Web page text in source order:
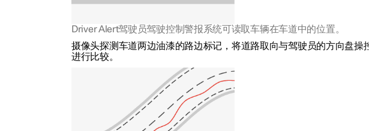
Driver Alert驾驶员驾驶控制警报系统可读取车辆在车道中的位置。
摄像头探测车道两边油漆的路边标记，将道路取向与驾驶员的方向盘操
进行比较。